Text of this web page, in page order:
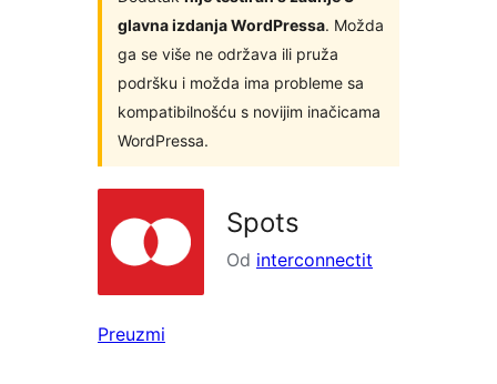
glavna izdanja WordPressa. Možda
ga se više ne održava ili pruža
podršku i možda ima probleme sa
kompatibilnošću s novijim inačicama
WordPressa.
Spots
Od interconnectit
Preuzmi